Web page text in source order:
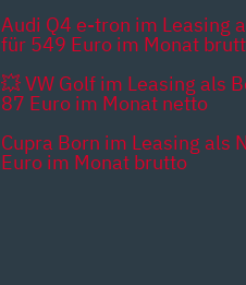
Audi Q4 e-tron im Leasing
für 549 Euro im Monat
💥 VW Golf im Leasing als
87 Euro im Monat netto
Cupra Born im Leasing als
Euro im Monat brutto